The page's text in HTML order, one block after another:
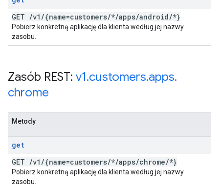
GET /v1 /{name=customers/*/apps/android/*}
Pobierz konkretną aplikację dla klienta według jej nazwy
zasobu.
Zasób REST: v1.customers.apps.
chrome
Metody
get
GET /v1 /{name=customers/*/apps/chrome/*}
Pobierz konkretną aplikację dla klienta według jej nazwy
zasobu.